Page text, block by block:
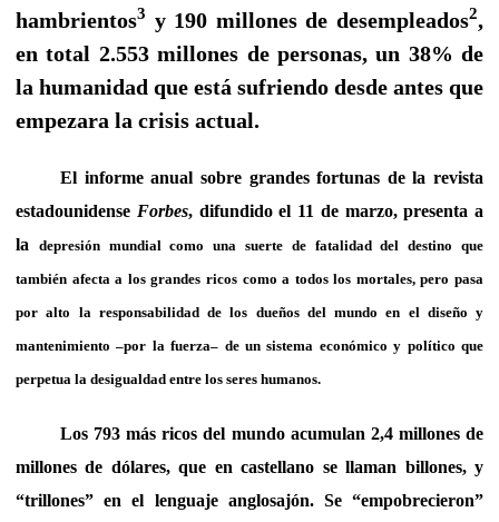
hambrientos3 y 190 millones de desempleados2,
en total 2.553 millones de personas, un 38% de
la humanidad que está sufriendo desde antes que
empezara la crisis actual.
El informe anual sobre grandes fortunas de la revista
estadounidense Forbes, difundido el 11 de marzo, presenta a
la depresión mundial como una suerte de fatalidad del destino que
también afecta a los grandes ricos como a todos los mortales, pero pasa
por alto la responsabilidad de los dueños del mundo en el diseño y
mantenimiento –por la fuerza– de un sistema económico y político que
perpetua la desigualdad entre los seres humanos.
Los 793 más ricos del mundo acumulan 2,4 millones de
millones de dólares, que en castellano se llaman billones, y
“trillones” en el lenguaje anglosajón. Se “empobrecieron”